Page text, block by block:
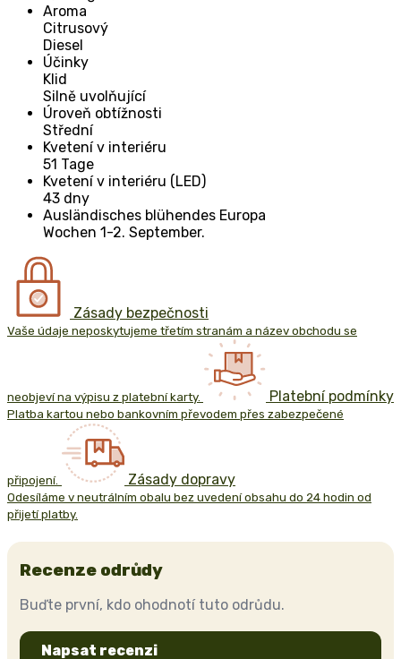
Aroma
Citrusový
Diesel
Účinky
Klid
Silně uvolňující
Úroveň obtížnosti
Střední
Kvetení v interiéru
51 Tage
Kvetení v interiéru (LED)
43 dny
Ausländisches blühendes Europa
Wochen 1-2. September.
Zásady bezpečnosti
Vaše údaje neposkytujeme třetím stranám a název obchodu se
neobjeví na výpisu z platební karty. Platební podmínky
Platba kartou nebo bankovním převodem přes zabezpečené
připojení. Zásady dopravy
Odesíláme v neutrálním obalu bez uvedení obsahu do 24 hodin od
přijetí platby.
Recenze odrůdy
Buďte první, kdo ohodnotí tuto odrůdu.
Napsat recenzi